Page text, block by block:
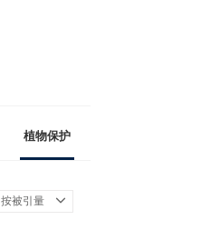
植物保护
按被引量